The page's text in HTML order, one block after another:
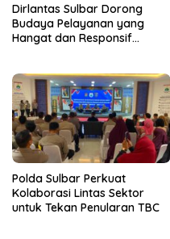
Dirlantas Sulbar Dorong
Budaya Pelayanan yang
Hangat dan Responsif
Polda Sulbar Perkuat
Kolaborasi Lintas Sektor
untuk Tekan Penularan TBC